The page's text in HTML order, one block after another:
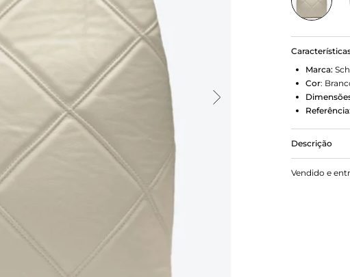
Marca:
Cor:
Referência:
Descrição
Com um
se destaca
Vendido e